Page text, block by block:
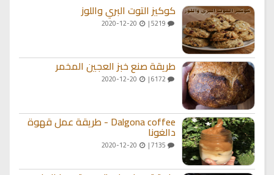
كوكيز التوت البري واللوز
طريقة صنع خبز العجين المخمر
Dalgona coffee - طريقة عمل قهوة
دالغونا